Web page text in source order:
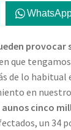
que
de lo habitual
en
cinco
un 34